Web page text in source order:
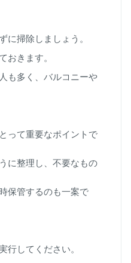
に掃除しましょう。
おきます。
も多く、バルコニーや
って重要なポイントで
に整理し、不要なもの
保管するのも一案で
行してください。